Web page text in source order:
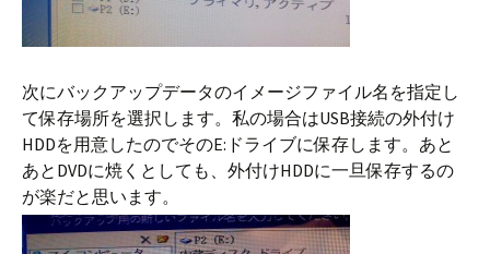
次にバックアップデータのイメージファイル名を指定し
て保存場所を選択します。私の場合はUSB接続の外付け
HDDを用意したのでそのE:ドライブに保存します。あと
あとDVDに焼くとしても、外付けHDDに一旦保存するの
が楽だと思います。